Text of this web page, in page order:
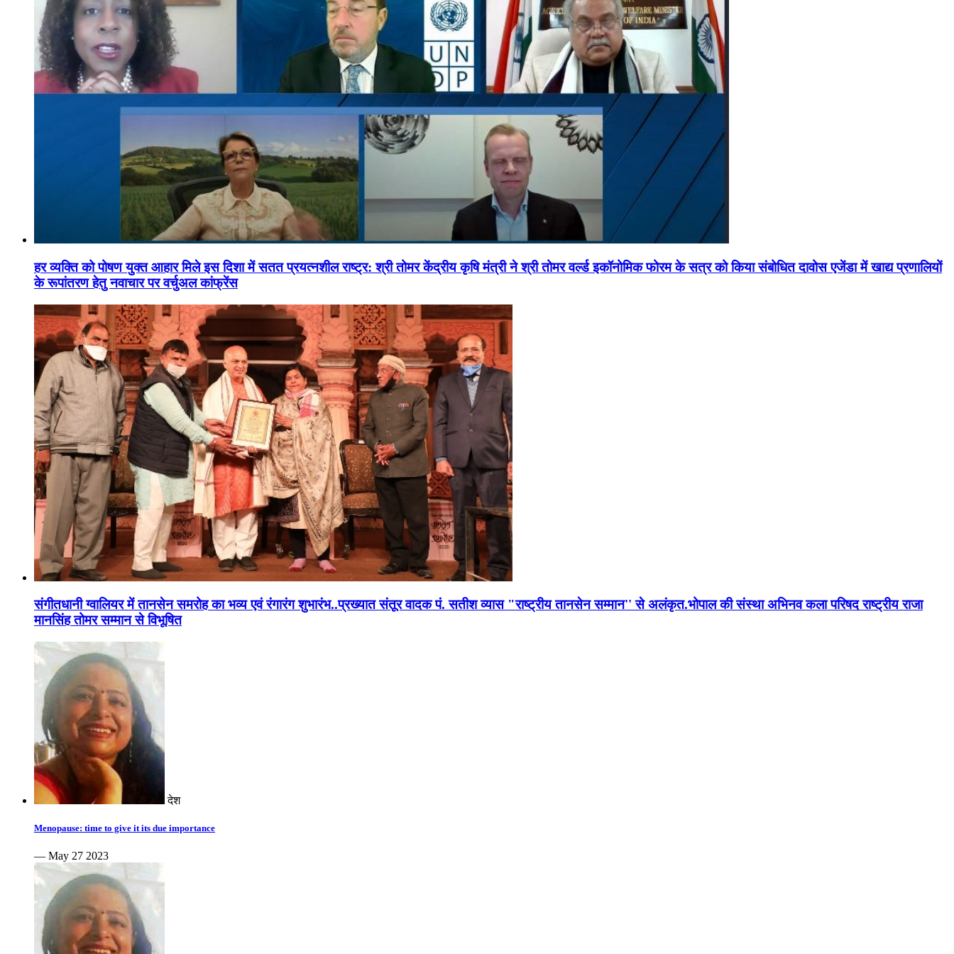
हर व्यक्ति को पोषण युक्त आहार मिले इस दिशा में सतत प्रयत्नशील राष्ट्र: श्री तोमर केंद्रीय कृषि मंत्री ने श्री तोमर वर्ल्ड इकॉनोमिक फोरम के सत्र को किया संबोधित दावोस एजेंडा में खाद्य प्रणालियों
के रूपांतरण हेतु नवाचार पर वर्चुअल कांफ्रेंस
संगीतधानी ग्वालियर में तानसेन समरोह का भव्य एवं रंगारंग शुभारंभ..प्रख्यात संतूर वादक पं. सतीश व्यास "राष्ट्रीय तानसेन सम्मान'' से अलंकृत.भोपाल की संस्था अभिनव कला परिषद राष्ट्रीय राजा
मानसिंह तोमर सम्मान से विभूषित
देश
Menopause: time to give it its due importance
— May 27 2023